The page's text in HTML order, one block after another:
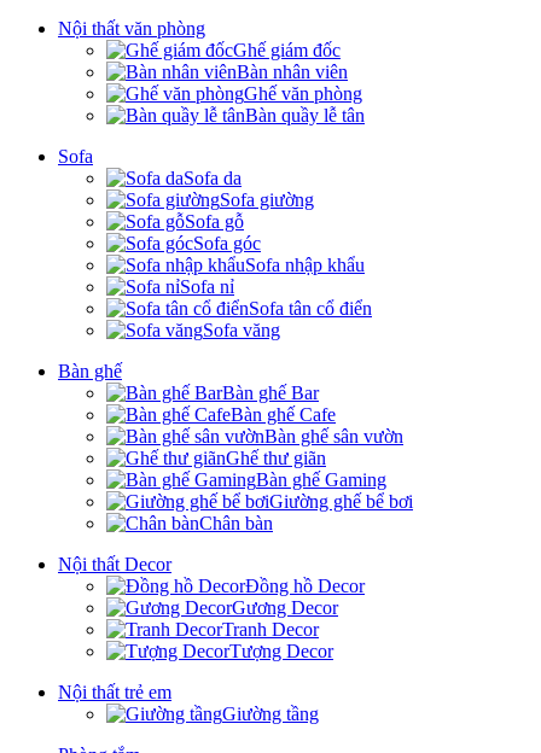
Nội thất văn phòng
Ghế giám đốc
Bàn nhân viên
Ghế văn phòng
Bàn quầy lễ tân
Sofa
Sofa da
Sofa giường
Sofa gỗ
Sofa góc
Sofa nhập khẩu
Sofa nỉ
Sofa tân cổ điển
Sofa văng
Bàn ghế
Bàn ghế Bar
Bàn ghế Cafe
Bàn ghế sân vườn
Ghế thư giãn
Bàn ghế Gaming
Giường ghế bể bơi
Chân bàn
Nội thất Decor
Đồng hồ Decor
Gương Decor
Tranh Decor
Tượng Decor
Nội thất trẻ em
Giường tầng